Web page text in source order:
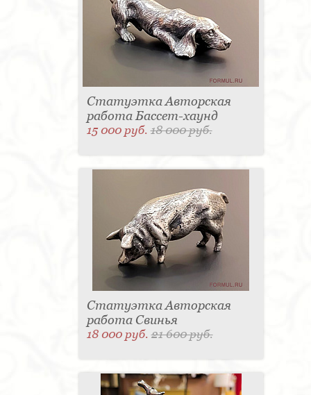
Статуэтка Авторская
работа Бассет-хаунд
15 000 руб.18 000 руб.
Статуэтка Авторская
работа Свинья
18 000 руб.21 600 руб.